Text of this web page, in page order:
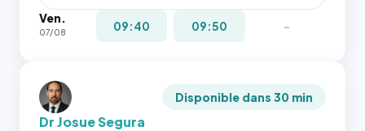
Ven.
07/08 09:40 09:50 -
Disponible dans 30 min
Dr Josue Segura